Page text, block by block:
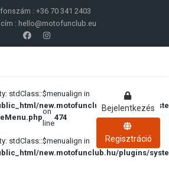
: +36 70 341 2403
: hello@motofunclub.eu
on
line
474
Bejelentkezés
Regisztráció
stdClass::$menualign in
new.motofunclub.hu/plugins/
stdClass::$menualign in
new.motofunclub.hu/plugins/